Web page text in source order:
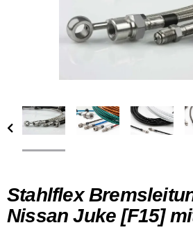
Stahlflex
Nissan Juke [F15]